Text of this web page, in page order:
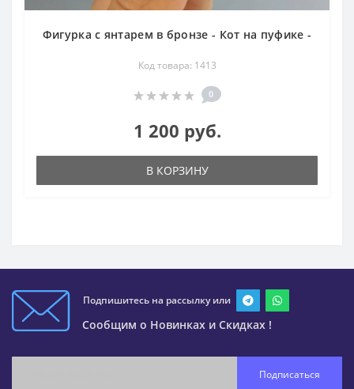
Фигурка с янтарем в бронзе - Кот на пуфике -
Код товара: 1413
0
1 200 руб.
В КОРЗИНУ
Подпишитесь на рассылку или
Сообщим о Новинках и Скидках !
Подписаться